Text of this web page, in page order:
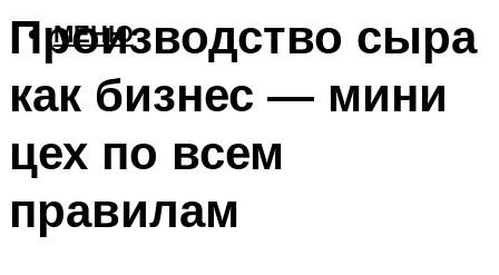
МЕНЮ
Производство сыра
как бизнес — мини
цех по всем
правилам